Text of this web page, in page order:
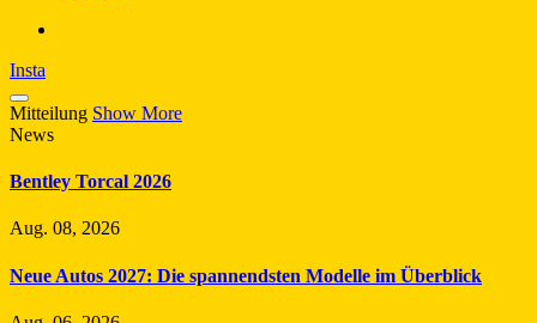
Insta
Mitteilung Show More
News
Bentley Torcal 2026
Aug. 08, 2026
Neue Autos 2027: Die spannendsten Modelle im Überblick